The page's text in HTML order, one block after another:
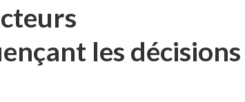
les décisions⁤